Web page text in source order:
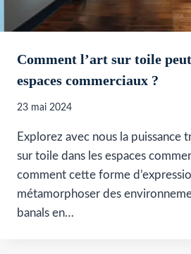
Comment l’art sur toile
espaces commerciaux ?
23 mai 2024
Explorez avec nous la puissance
sur toile dans les espaces
comment cette forme
métamorphoser des
banals en…